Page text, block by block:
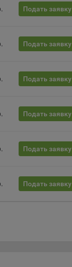
почту
работы
сайта.
ООО «Яндекс».
компанией Google,
Pkwy,
за
Подать заявку
Подать заявку
Подать заявку
Подать заявку
Подать заявку
Подать заявку